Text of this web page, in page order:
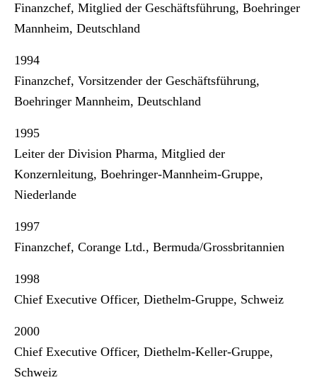
Finanzchef, Mitglied der Geschäftsführung, Boehringer
Mannheim, Deutschland
1994
Finanzchef, Vorsitzender der Geschäftsführung,
Boehringer Mannheim, Deutschland
1995
Leiter der Division Pharma, Mitglied der
Konzernleitung, Boehringer-Mannheim-Gruppe,
Niederlande
1997
Finanzchef, Corange Ltd., Bermuda/Grossbritannien
1998
Chief Executive Officer, Diethelm-Gruppe, Schweiz
2000
Chief Executive Officer, Diethelm-Keller-Gruppe,
Schweiz